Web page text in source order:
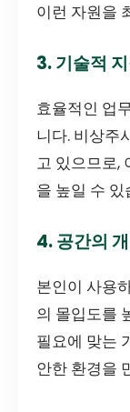
이런 자원을
3. 기술적
효율적인 업
니다. 비상주
고 있으므로,
을 높일 수 있
4. 공간의
본인이 사용
의 몰입도를
필요에 맞는
안한 환경을